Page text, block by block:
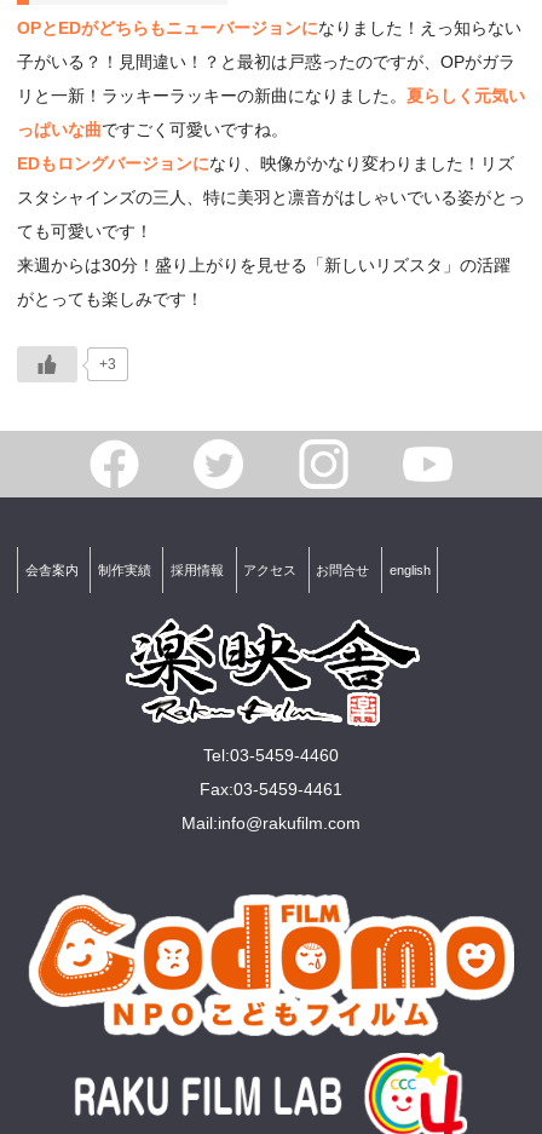
OPとEDがどちらもニューバージョンになりました！えっ知らない
子がいる？！見間違い！？と最初は戸惑ったのですが、OPがガラ
リと一新！ラッキーラッキーの新曲になりました。 夏らしく元気い
っぱいな曲ですごく可愛いですね。
EDもロングバージョンになり、映像がかなり変わりました！リズ
スタシャインズの三人、特に美羽と凛音がはしゃいでいる姿がとっ
ても可愛いです！
来週からは30分！盛り上がりを見せる「新しいリズスタ」の活躍
がとっても楽しみです！
+3
会舎案内 制作実績 採用情報 アクセス お問合せ english
Tel:03-5459-4460
Fax:03-5459-4461
Mail:info@rakuﬁlm.com